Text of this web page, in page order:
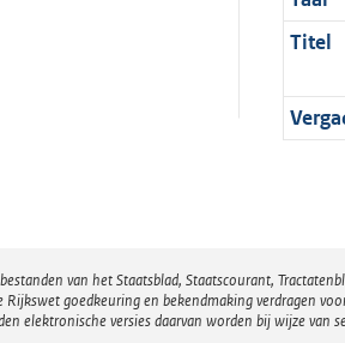
Titel
van het Staatsblad, Staatscourant,
Rijkswet goedkeuring en bekendmaking verdragen
elektronische versies daarvan worden bij wijze van